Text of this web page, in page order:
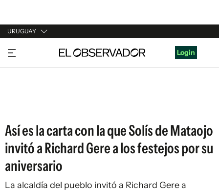
URUGUAY
URUGUAY
ARGENTINA
Login
Así es la carta con la que Solís de Mataojo
invitó a Richard Gere a los festejos por su
aniversario
La alcaldía del pueblo invitó a Richard Gere a